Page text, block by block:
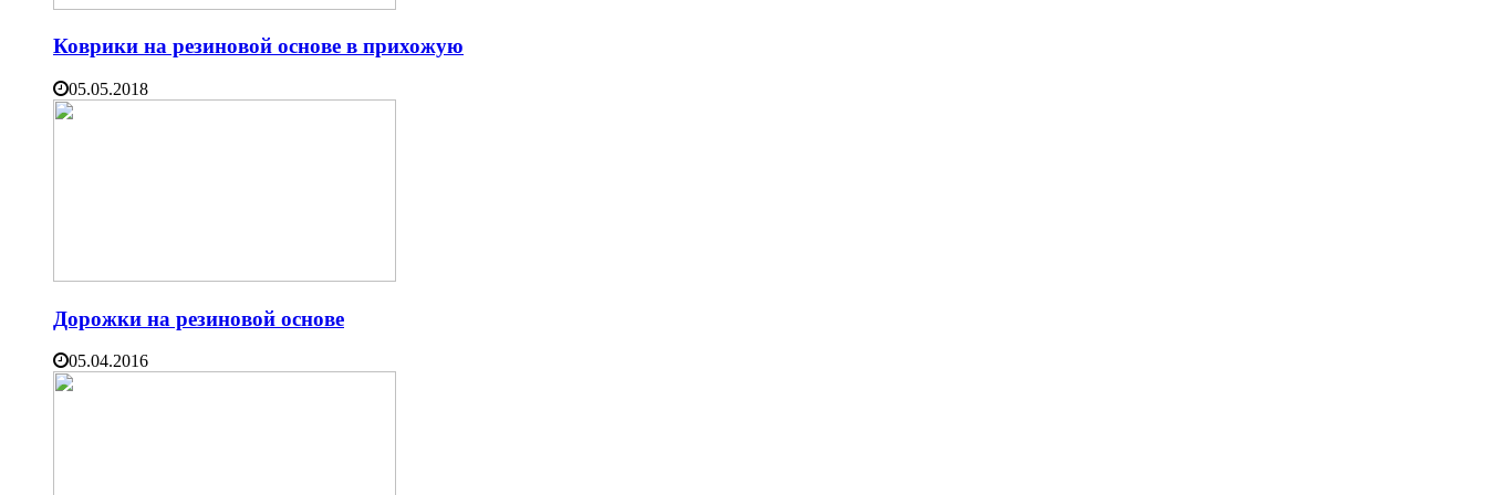
Коврики на резиновой основе в прихожую
05.05.2018
Дорожки на резиновой основе
05.04.2016